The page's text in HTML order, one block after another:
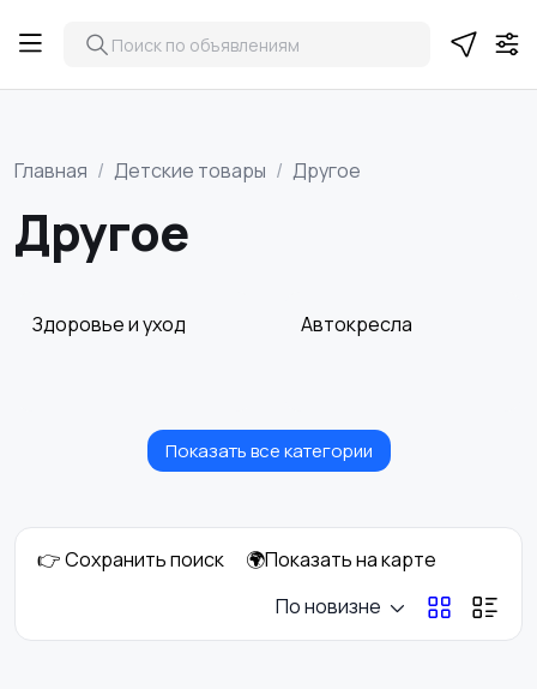
Главная Детские товары Другое
Другое
Здоровье и уход Автокресла
Игрушки и игры 6 Коляски 2
Купание
Показать все категории
👉 Сохранить поиск
🌍Показать на карте
По новизне